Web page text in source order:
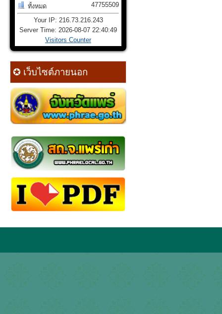
ทั้งหมด
47755509
Your IP: 216.73.216.243
Server Time: 2026-08-07 22:40:49
Visitors Counter
✪ เว็บไซต์ภายนอก